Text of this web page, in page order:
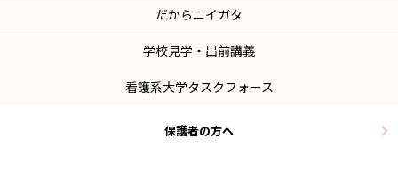
だからニイガタ
学校見学・出前講義
看護系大学タスクフォース
保護者の方へ